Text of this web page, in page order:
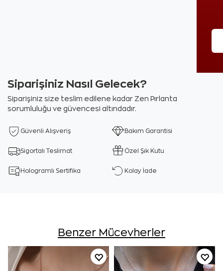
Siparişiniz Nasıl Gelecek?
Siparişiniz size teslim edilene kadar Zen Pırlanta
sorumluluğu ve güvencesi altındadır.
Güvenli Alışveriş Bakım Garantisi
Sigortalı Teslimat Özel Şık Kutu
Hologramlı Sertifika Kolay İade
Benzer Mücevherler